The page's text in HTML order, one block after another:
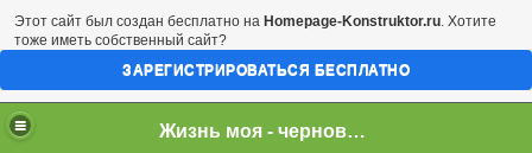
Жизнь моя - черновик...
Этот сайт был создан бесплатно на Homepage-Konstruktor.ru. Хотите
тоже иметь собственный сайт?
ЗАРЕГИСТРИРОВАТЬСЯ БЕСПЛАТНО